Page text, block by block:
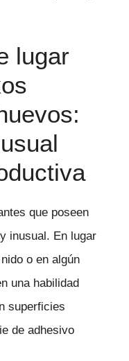
lugar
que poseen
inusual. En lugar
o en algún
una habilidad
superficies
de adhesivo